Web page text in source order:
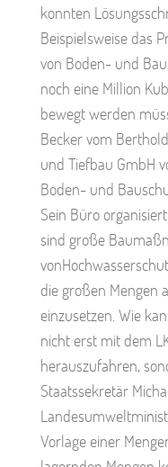
konnten
Beispielsweise das
von Boden- und
noch eine Million
bewegt werden
Becker vom
und Tiefbau GmbH
Boden- und
Sein Büro
sind große
die großen Mengen
einzusetzen. Wie
nicht erst mit dem
herauszufahren,
Staatssekretär
Vorlage einer